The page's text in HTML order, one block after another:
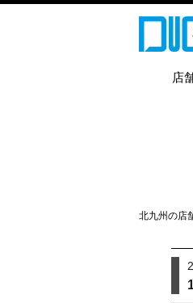
店
北九州の店